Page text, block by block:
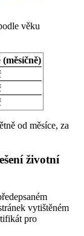
věku
od měsíce, za
životní
vytištěném
pro